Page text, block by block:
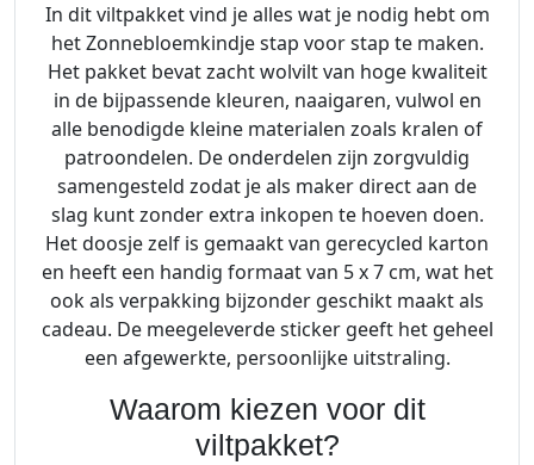
o
m
a
n
In dit viltpakket vind je alles wat je nodig hebt om
het Zonnebloemkindje stap voor stap te maken.
Het pakket bevat zacht wolvilt van hoge kwaliteit
in de bijpassende kleuren, naaigaren, vulwol en
alle benodigde kleine materialen zoals kralen of
patroondelen. De onderdelen zijn zorgvuldig
samengesteld zodat je als maker direct aan de
slag kunt zonder extra inkopen te hoeven doen.
Het doosje zelf is gemaakt van gerecycled karton
en heeft een handig formaat van 5 x 7 cm, wat het
ook als verpakking bijzonder geschikt maakt als
cadeau. De meegeleverde sticker geeft het geheel
een afgewerkte, persoonlijke uitstraling.
Waarom kiezen voor dit
viltpakket?